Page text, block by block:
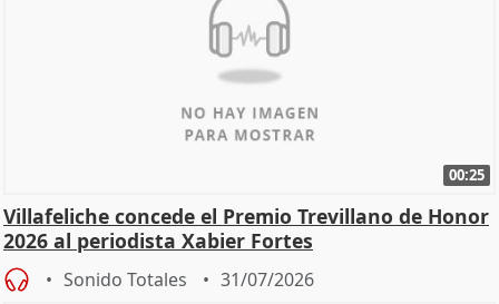
00:25
Villafeliche concede el Premio Trevillano de Honor
2026 al periodista Xabier Fortes
Sonido Totales 31/07/2026